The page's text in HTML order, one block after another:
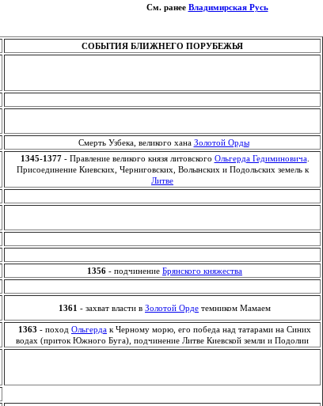
См. ранее Владимирская Русь
СОБЫТИЯ БЛИЖНЕГО ПОРУБЕЖЬЯ
Смерть Узбека, великого хана Золотой Орды
1345-1377 - Правление великого князя литовского Ольгерда Гедиминовича.
Присоединение Киевских, Черниговских, Волынских и Подольских земель к
Литве
1356 - подчинение Брянского княжества
1361 - захват власти в Золотой Орде темником Мамаем
1363 - поход Ольгерда к Черному морю, его победа над татарами на Синих
водах (приток Южного Буга), подчинение Литве Киевской земли и Подолии